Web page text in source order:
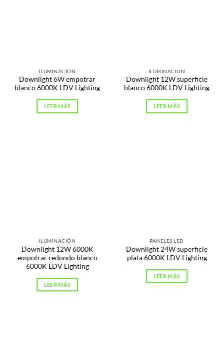
ILUMINACIÓN
Downlight 6W empotrar
blanco 6000K LDV Lighting
LEER MÁS
ILUMINACIÓN
Downlight 12W superficie
blanco 6000K LDV Lighting
LEER MÁS
ILUMINACIÓN
Downlight 12W 6000K
empotrar redondo blanco
6000K LDV Lighting
LEER MÁS
PANELES LED
Downlight 24W superficie
plata 6000K LDV Lighting
LEER MÁS